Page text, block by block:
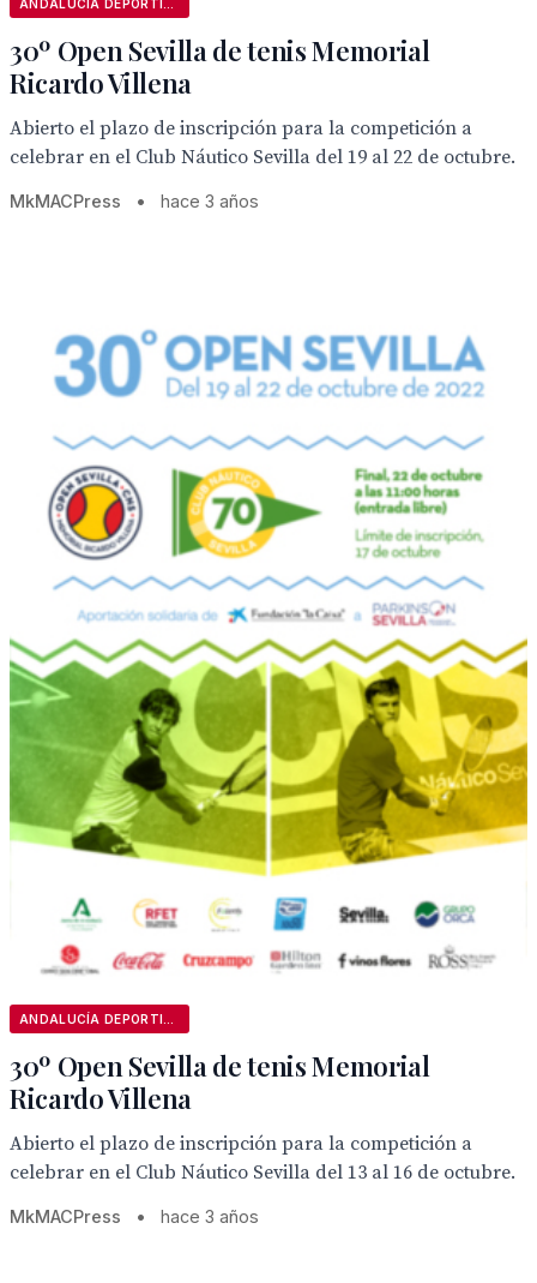
30º Open Sevilla de tenis Memorial
Ricardo Villena
Abierto el plazo de inscripción para la competición a
celebrar en el Club Náutico Sevilla del 19 al 22 de octubre.
MkMACPress • hace 3 años
30º Open Sevilla de tenis Memorial
Ricardo Villena
Abierto el plazo de inscripción para la competición a
celebrar en el Club Náutico Sevilla del 13 al 16 de octubre.
MkMACPress • hace 3 años